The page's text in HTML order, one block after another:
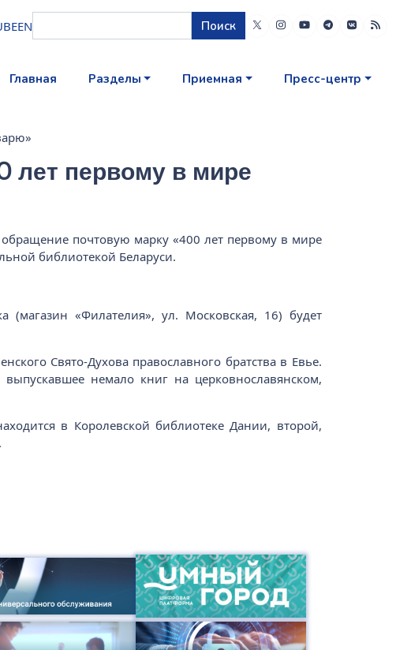
BEEN Поиск
Главная Разделы Приемная Пресс-центр
лет первому в мире
почтовую марку «400 лет первому в мире
библиотекой Беларуси.
«Филателия», ул. Московская, 16) будет
Свято-Духова православного братства в Евье.
немало книг на церковнославянском,
в Королевской библиотеке Дании, второй,